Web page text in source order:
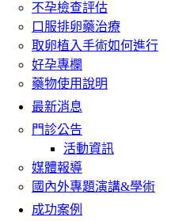
不孕檢查評估
口服排卵藥治療
取卵植入手術如何進行
好孕專欄
藥物使用說明
最新消息
門診公告
活動資訊
媒體報導
國內外專題演講&學術
成功案例